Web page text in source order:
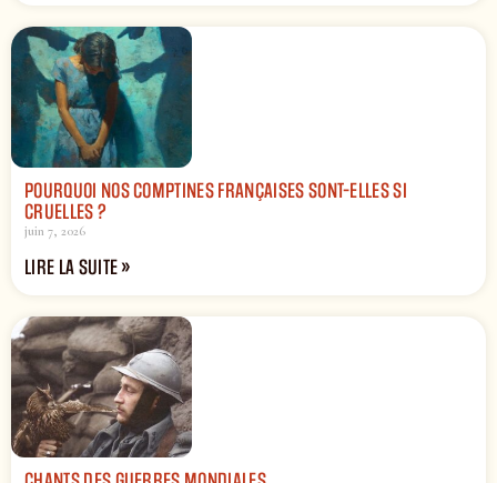
POURQUOI NOS COMPTINES FRANÇAISES SONT-ELLES SI
CRUELLES ?
juin 7, 2026
LIRE LA SUITE »